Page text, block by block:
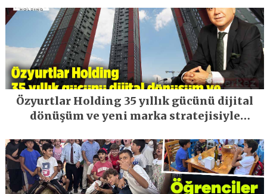
Özyurtlar Holding 35 yıllık gücünü dijital
dönüşüm ve yeni marka stratejisiyle